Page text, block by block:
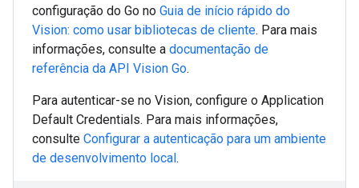
configuração do Go no Guia de início rápido do
Vision: como usar bibliotecas de cliente. Para mais
informações, consulte a documentação de
referência da API Vision Go.
Para autenticar-se no Vision, configure o Application
Default Credentials. Para mais informações,
consulte Configurar a autenticação para um ambiente
de desenvolvimento local.